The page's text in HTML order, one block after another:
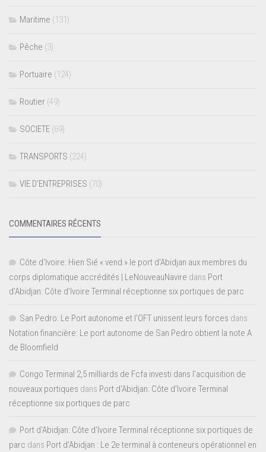
Maritime (131)
Pêche (3)
Portuaire (124)
Routier (49)
SOCIETE (69)
TRANSPORTS (224)
VIE D’ENTREPRISES (70)
COMMENTAIRES RÉCENTS
Côte d'Ivoire: Hien Sié « vend » le port d'Abidjan aux membres du
corps diplomatique accrédités | LeNouveauNavire dans Port
d’Abidjan: Côte d’Ivoire Terminal réceptionne six portiques de parc
San Pedro: Le Port autonome et l’OFT unissent leurs forces dans
Notation financière: Le port autonome de San Pedro obtient la note A
de Bloomfield
Congo Terminal 2,5 milliards de Fcfa investi dans l’acquisition de
nouveaux portiques dans Port d’Abidjan: Côte d’Ivoire Terminal
réceptionne six portiques de parc
Port d'Abidjan: Côte d’Ivoire Terminal réceptionne six portiques de
parc dans Port d’Abidjan : Le 2e terminal à conteneurs opérationnel en